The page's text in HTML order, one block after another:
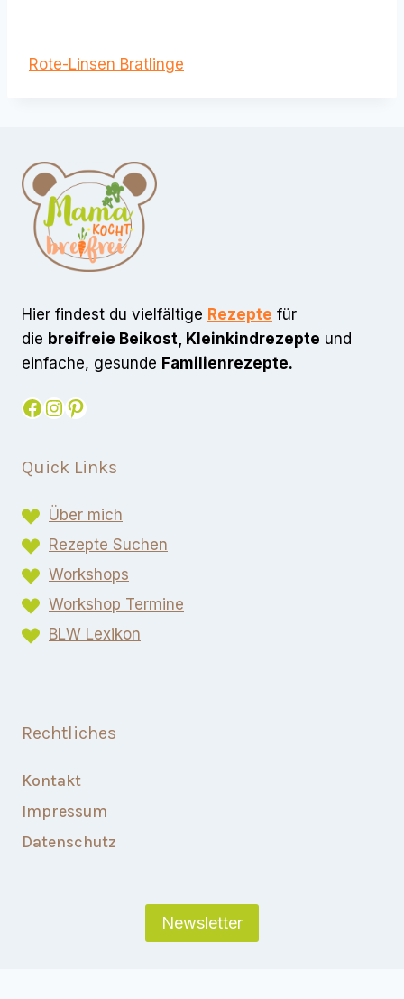
Rote-Linsen Bratlinge
Hier findest du vielfältige Rezepte für
die breifreie Beikost, Kleinkindrezepte und
einfache, gesunde Familienrezepte.
Facebook
Instagram
Pinterest
Quick Links
Über mich
Rezepte Suchen
Workshops
Workshop Termine
BLW Lexikon​
Rechtliches
Kontakt
Impressum
Datenschutz
Newsletter